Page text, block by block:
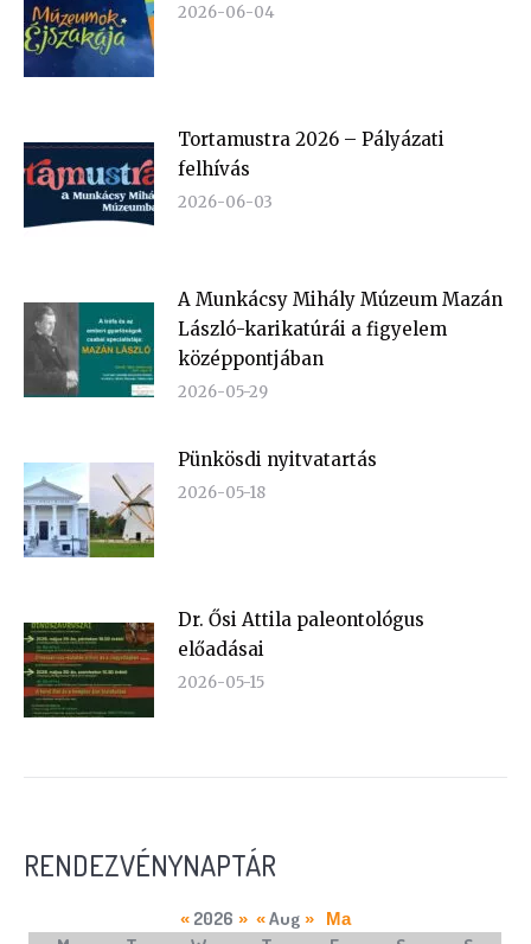
2026-06-04
Tortamustra 2026 – Pályázati
felhívás
2026-06-03
A Munkácsy Mihály Múzeum Mazán
László-karikatúrái a figyelem
középpontjában
2026-05-29
Pünkösdi nyitvatartás
2026-05-18
Dr. Ősi Attila paleontológus
előadásai
2026-05-15
RENDEZVÉNYNAPTÁR
« 2026 » « Aug » Ma